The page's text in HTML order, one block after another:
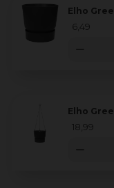
Elho
649
Elho
18 99